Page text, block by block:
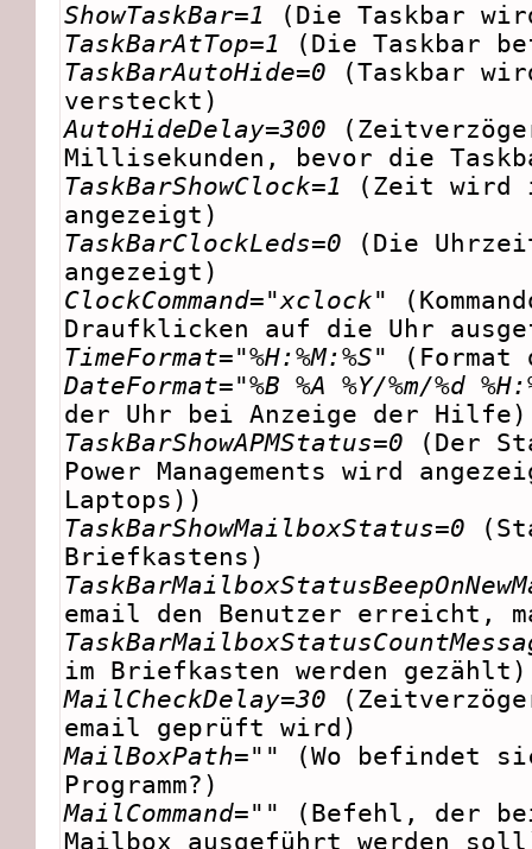
ShowTaskBar=1
(Die Taskbar
TaskBarAtTop=1
(Die Taskbar
TaskBarAutoHide=0 (Taskbar
versteckt)
AutoHideDelay=300
Millisekunden, bevor die
TaskBarShowClock=1
(Zeit wird
angezeigt)
TaskBarClockLeds=0 (Die
angezeigt)
ClockCommand="xclock"
Draufklicken auf die Uhr
TimeFormat="%H:%M:%S"
(Format
DateFormat="%B %A %Y/%m/%d
der Uhr bei Anzeige der Hilfe)
TaskBarShowAPMStatus=0 (Der
Power Managements wird
Laptops))
TaskBarShowMailboxStatus=0
Briefkastens)
email den Benutzer erreicht,
im Briefkasten werden gezählt)
MailCheckDelay=30
email geprüft wird)
MailBoxPath=""
(Wo befindet
Programm?)
MailCommand=""
(Befehl, der
Mailbox ausgeführt werden